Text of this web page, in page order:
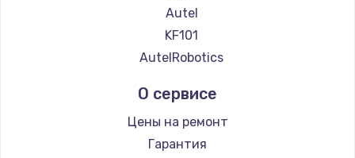
Autel
KF101
AutelRobotics
О сервисе
Цены на ремонт
Гарантия